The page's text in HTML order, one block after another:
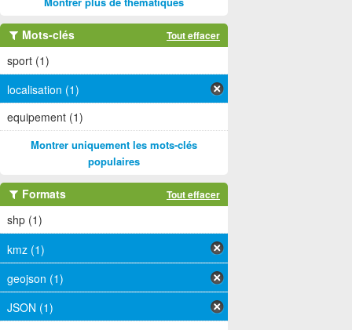
Mots-clés Tout effacer
sport (1)
localisation (1)
equipement (1)
Montrer uniquement les mots-clés
populaires
Formats Tout effacer
shp (1)
kmz (1)
geojson (1)
JSON (1)